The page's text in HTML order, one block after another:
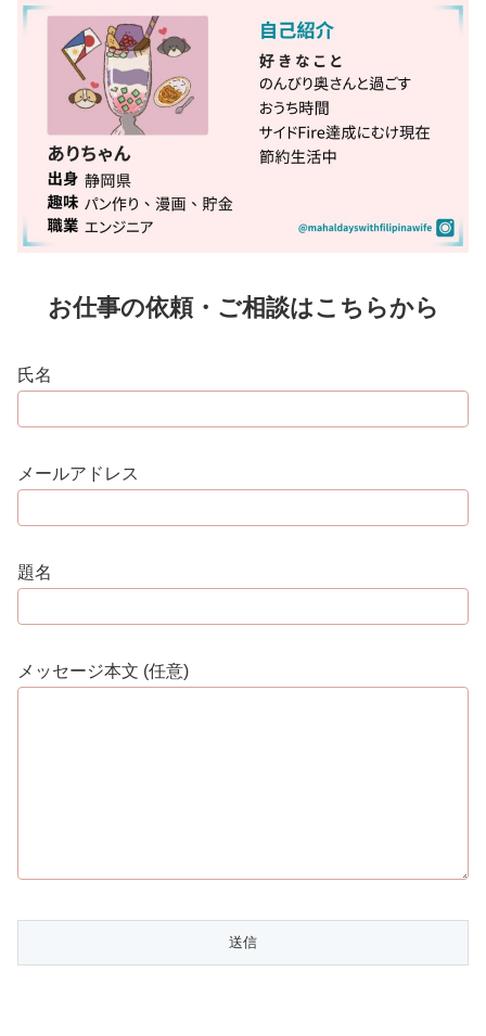
お仕事の依頼・ご相談はこちらから
氏名
メールアドレス
題名
メッセージ本文 (任意)